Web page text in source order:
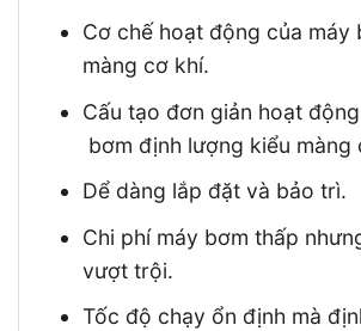
Cơ chế hoạt động của máy
màng cơ khí.
Cấu tạo đơn giản hoạt
bơm định lượng kiểu màng
Dể dàng lắp đặt và bảo trì.
Chi phí máy bơm thấp
vượt trội.
Tốc độ chạy ổn định mà